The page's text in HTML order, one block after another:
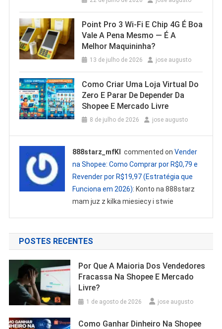
Point Pro 3 Wi‑Fi E Chip 4G É Boa
Vale A Pena Mesmo — É A
Melhor Maquininha?
13 de julho de 2026 jose augusto
Como Criar Uma Loja Virtual Do
Zero E Parar De Depender Da
Shopee E Mercado Livre
8 de julho de 2026 jose augusto
888starz_mfKl commented onVender
na Shopee: Como Comprar por R$0,79 e
Revender por R$19,97 (Estratégia que
Funciona em 2026): Konto na 888starz
mam juz z kilka miesiecy i stwie
POSTES RECENTES
Por Que A Maioria Dos Vendedores
Fracassa Na Shopee E Mercado
Livre?
1 de agosto de 2026 jose augusto
Como Ganhar Dinheiro Na Shopee